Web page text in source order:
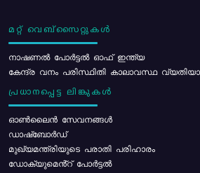
മറ്റ് വെബ്സൈറ്റുകൾ
നാഷണൽ പോർട്ടൽ ഓഫ് ഇന്ത്യ
കേന്ദ്ര വനം പരിസ്ഥിതി കാലാവസ്ഥ
പ്രധാനപ്പെട്ട ലിങ്കുകൾ
ഓൺലൈൻ സേവനങ്ങൾ
ഡാഷ്ബോർഡ്
മുഖ്യമന്ത്രിയുടെ പരാതി പരിഹാരം
ഡോക്യുമെൻ്റ് പോർട്ടൽ